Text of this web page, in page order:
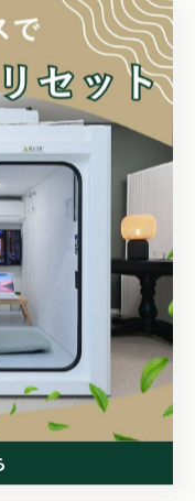
高橋尚子 #コンディ
次のページ >